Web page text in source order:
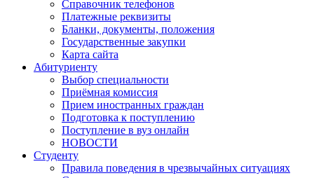
Справочник телефонов
Платежные реквизиты
Бланки, документы, положения
Государственные закупки
Карта сайта
Абитуриенту
Выбор специальности
Приёмная комиссия
Прием иностранных граждан
Подготовка к поступлению
Поступление в вуз онлайн
НОВОСТИ
Студенту
Правила поведения в чрезвычайных ситуациях